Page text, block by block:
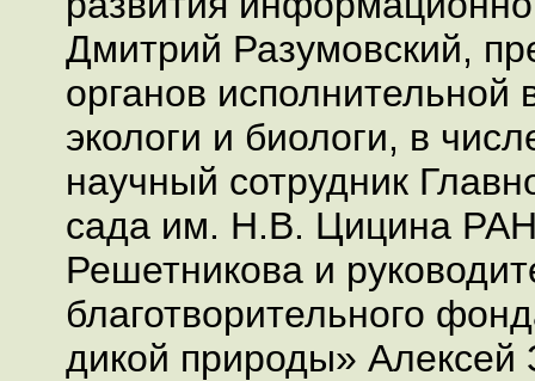
Дмитрий Разумовский,
органов исполнительной
экологи и биологи, в
научный сотрудник
сада им. Н.В. Цицина
Решетникова и
благотворительного
дикой природы» Алексей